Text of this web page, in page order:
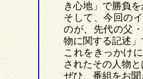
き心地」で勝負
そして、今回の
のが、先代の父
物に関する記述
これをきっかけ
されたその人物
ぜひ、番組をお